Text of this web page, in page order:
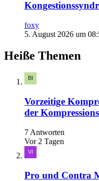
foxy
5. August 2026 um
Heiße Themen
Vorzeitige
der
7 Antworten
Vor 2 Tagen
Pro und Contra